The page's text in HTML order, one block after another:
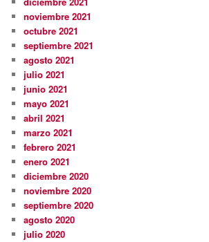
noviembre 2021
octubre 2021
septiembre 2021
agosto 2021
julio 2021
junio 2021
mayo 2021
abril 2021
marzo 2021
febrero 2021
enero 2021
diciembre 2020
noviembre 2020
septiembre 2020
agosto 2020
julio 2020